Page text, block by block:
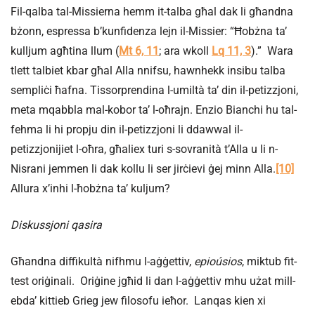
Fil-qalba tal-Missierna hemm it-talba għal dak li għandna
bżonn, espressa b’kunfidenza lejn il-Missier: “Ħobżna ta’
kulljum agħtina llum (Mt 6, 11 ; ara wkoll Lq 11, 3).” Wara
tlett talbiet kbar għal Alla nnifsu, hawnhekk insibu talba
sempliċi ħafna. Tissorprendina l-umiltà ta’ din il-petizzjoni,
meta mqabbla mal-kobor ta’ l-oħrajn. Enzio Bianchi hu tal-
fehma li hi propju din il-petizzjoni li ddawwal il-
petizzjonijiet l-oħra, għaliex turi s-sovranità t’Alla u li n-
Nisrani jemmen li dak kollu li ser jirċievi ġej minn Alla. [10]
Allura x’inhi l-ħobżna ta’ kuljum?
Diskussjoni qasira
Għandna diffikultà nifhmu l-aġġettiv, epioúsios, miktub fit-
test oriġinali. Oriġine jgħid li dan l-aġġettiv mhu użat mill-
ebda’ kittieb Grieg jew filosofu ieħor. Lanqas kien xi